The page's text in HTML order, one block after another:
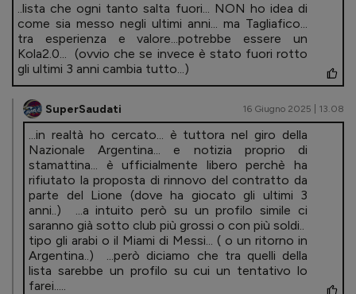
..lista che ogni tanto salta fuori... NON ho idea di
come sia messo negli ultimi anni... ma Tagliafico...
tra esperienza e valore...potrebbe essere un
Kola2.0... (ovvio che se invece è stato fuori rotto
gli ultimi 3 anni cambia tutto...)
SuperSaudati 16 Giugno 2025 | 13.08
...in realtà ho cercato... è tuttora nel giro della
Nazionale Argentina... e notizia proprio di
stamattina... è ufficialmente libero perchè ha
rifiutato la proposta di rinnovo del contratto da
parte del Lione (dove ha giocato gli ultimi 3
anni..) ...a intuito però su un profilo simile ci
saranno già sotto club più grossi o con più soldi..
tipo gli arabi o il Miami di Messi... ( o un ritorno in
Argentina..) ...però diciamo che tra quelli della
lista sarebbe un profilo su cui un tentativo lo
farei.....